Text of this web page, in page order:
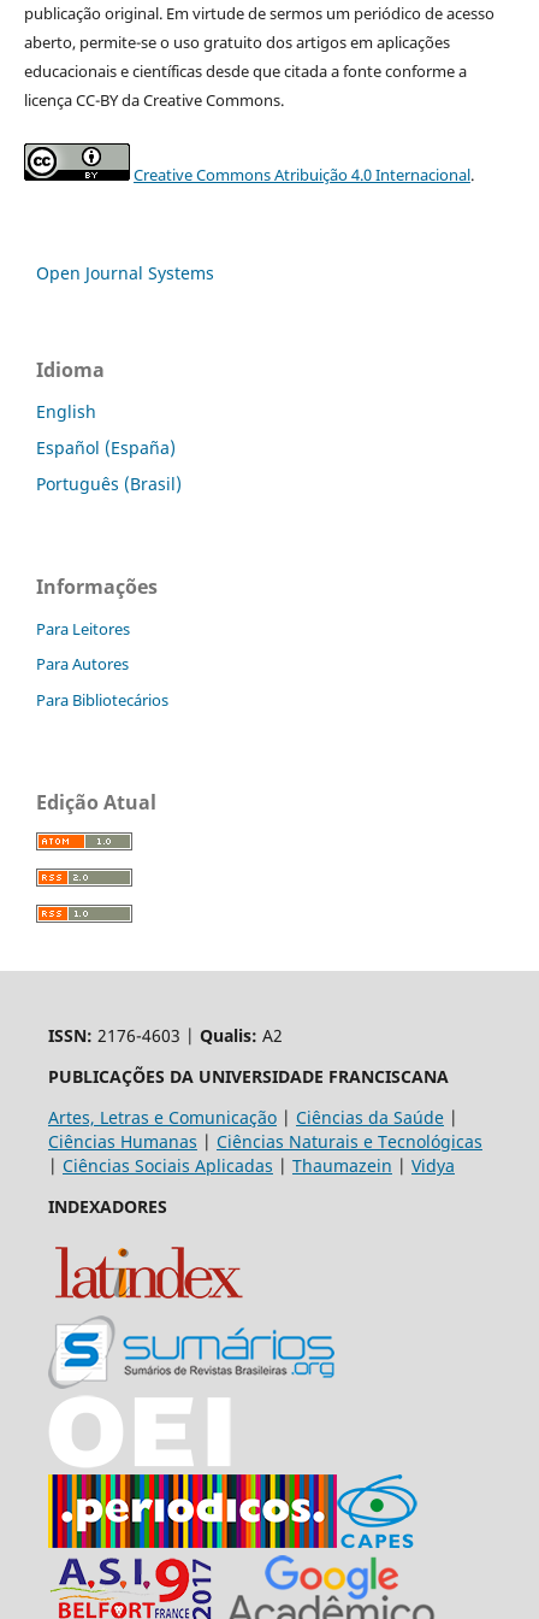
publicação original. Em virtude de sermos um periódico de acesso
aberto, permite-se o uso gratuito dos artigos em aplicações
educacionais e científicas desde que citada a fonte conforme a
licença CC-BY da Creative Commons.
Creative Commons Atribuição 4.0 Internacional.
Open Journal Systems
Idioma
English
Español (España)
Português (Brasil)
Informações
Para Leitores
Para Autores
Para Bibliotecários
Edição Atual
ISSN: 2176-4603 | Qualis: A2
PUBLICAÇÕES DA UNIVERSIDADE FRANCISCANA
Artes, Letras e Comunicação| Ciências da Saúde|
Ciências Humanas | Ciências Naturais e Tecnológicas
| Ciências Sociais Aplicadas | Thaumazein | Vidya
INDEXADORES